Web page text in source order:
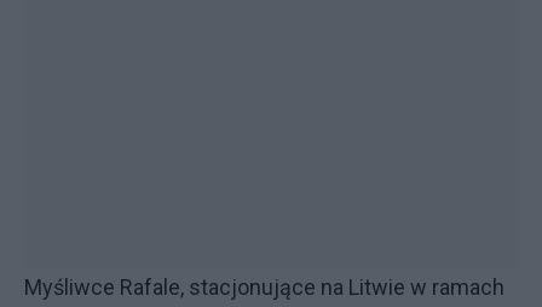
Myśliwce Rafale, stacjonujące na Litwie w ramach